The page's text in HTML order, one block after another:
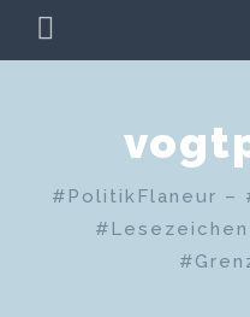
Zum
Inhalt MENÜ
#PolitikFlaneur –